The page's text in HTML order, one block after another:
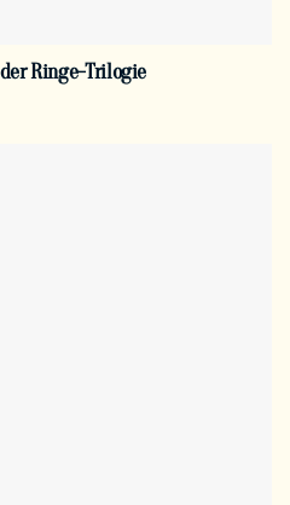
Ringe-Trilogie